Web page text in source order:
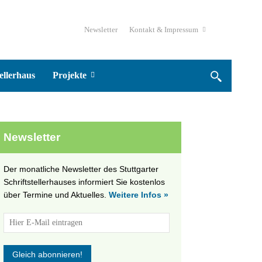
Newsletter Kontakt & Impressum
Projekte
Newsletter
Der monatliche Newsletter des Stuttgarter
Schriftstellerhauses informiert Sie kostenlos
über Termine und Aktuelles. Weitere Infos »